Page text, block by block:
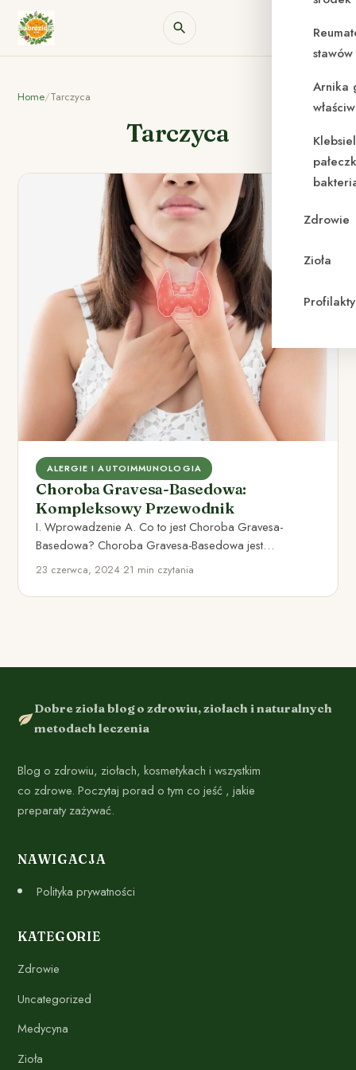
Arnika
Zdrowie
Zioła
Home/Tarczyca
Tarczyca
ALERGIE I AUTOIMMUNOLOGIA
Choroba Gravesa-Basedowa:
Kompleksowy Przewodnik
I. Wprowadzenie A. Co to jest Choroba Gravesa-
Basedowa? Choroba Gravesa-Basedowa jest
autoimmunologicznym zaburzeniem, które wpływa
23 czerwca, 2024•21 min czytania
Dobre zioła blog o zdrowiu, ziołach i naturalnych
metodach leczenia
Blog o zdrowiu, ziołach, kosmetykach i wszystkim
co zdrowe. Poczytaj porad o tym co jeść , jakie
preparaty zażywać.
NAWIGACJA
Polityka prywatności
KATEGORIE
Zdrowie
Uncategorized
Medycyna
Zioła